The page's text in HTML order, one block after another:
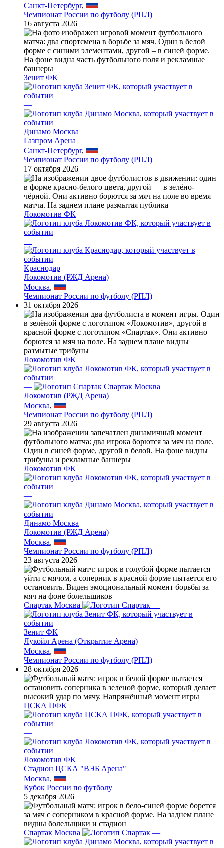
Санкт-Петербург,
Чемпионат России по футболу (РПЛ)
16 августа 2026
Зенит ФК
—
Динамо Москва
Газпром Арена
Санкт-Петербург,
Чемпионат России по футболу (РПЛ)
17 октября 2026
Локомотив ФК
—
Краснодар
Локомотив (РЖД Арена)
Москва,
Чемпионат России по футболу (РПЛ)
31 октября 2026
Локомотив ФК
—
Спартак Москва
Локомотив (РЖД Арена)
Москва,
Чемпионат России по футболу (РПЛ)
29 августа 2026
Локомотив ФК
—
Динамо Москва
Локомотив (РЖД Арена)
Москва,
Чемпионат России по футболу (РПЛ)
23 августа 2026
Спартак Москва —
Зенит ФК
Лукойл Арена (Открытие Арена)
Москва,
Чемпионат России по футболу (РПЛ)
28 октября 2026
ЦСКА ПФК
—
Локомотив ФК
Стадион ЦСКА "ВЭБ Арена"
Москва,
Кубок России по футболу
5 декабря 2026
Спартак Москва —